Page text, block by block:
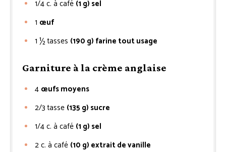
1/4c. à café (1 g) sel
1 œuf
1 ½tasses (190 g) farine tout usage
Garniture à la crème anglaise
4 œufs moyens
2/3 tasse (135 g) sucre
1/4c. à café (1 g) sel
2c. à café (10 g) extrait de vanille